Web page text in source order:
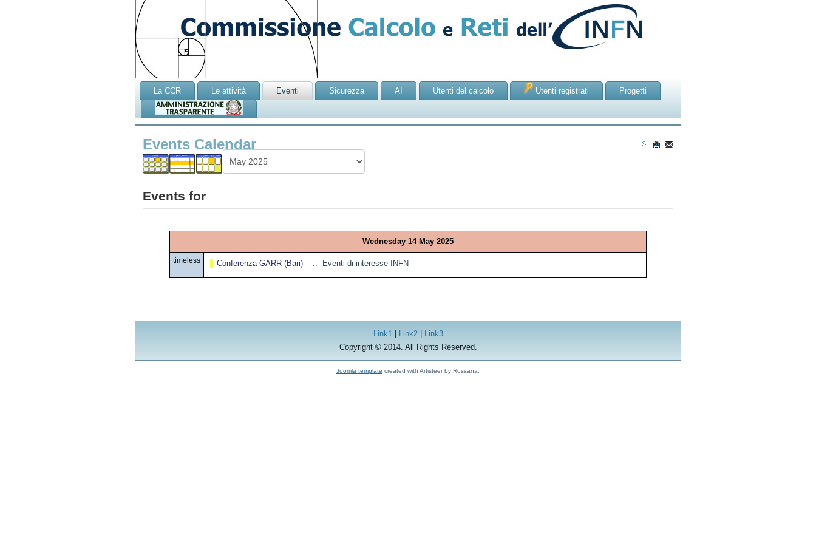
La CCR Le attività Eventi Sicurezza AI Utenti del calcolo Utenti registrati Progetti
Events Calendar
Events for
Wednesday 14 May 2025
timeless Conferenza GARR (Bari) :: Eventi di interesse INFN
Link1| Link2|
Link3
Copyright © 2014. All Rights Reserved.
Joomla template created with Artisteer by Rossana.